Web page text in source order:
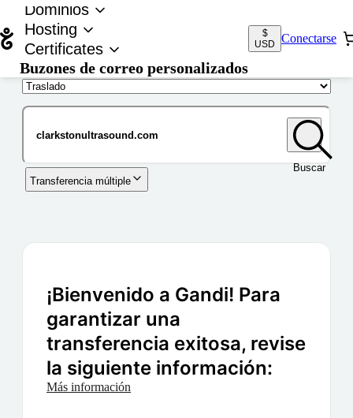
Dominios
Hosting
Certificates
Buzones de correo personalizados
$
USD
Conectarse
Buscar
Transferencia múltiple
¡Bienvenido a Gandi! Para
garantizar una
transferencia exitosa, revise
la siguiente información:
Más información